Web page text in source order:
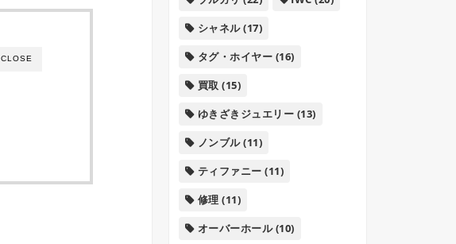
CLOSE
シャネル(17)
タグ・ホイヤー (16)
買取 (15)
ゆきざきジュエリー (13)
ノンブル(11)
ティファニー (11)
修理 (11)
オーバーホール(10)